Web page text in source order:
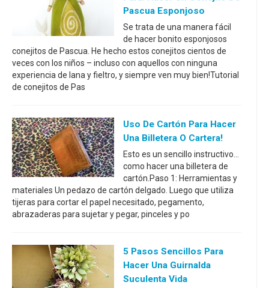
Pascua Esponjoso
Se trata de una manera fácil
de hacer bonito esponjosos
conejitos de Pascua. He hecho estos conejitos cientos de
veces con los niños – incluso con aquellos con ninguna
experiencia de lana y fieltro, y siempre ven muy bien!Tutorial
de conejitos de Pas
Uso De Cartón Para Hacer
Una Billetera O Cartera!
Esto es un sencillo instructivo...
como hacer una billetera de
cartón.Paso 1: Herramientas y
materiales Un pedazo de cartón delgado. Luego que utiliza
tijeras para cortar el papel necesitado, pegamento,
abrazaderas para sujetar y pegar, pinceles y po
5 Pasos Sencillos Para
Hacer Una Guirnalda
Suculenta Vida